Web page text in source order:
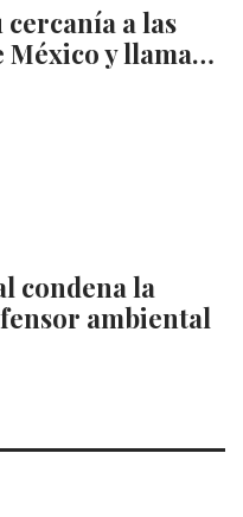
cercanía a las
México y llama…
condena la
ambiental